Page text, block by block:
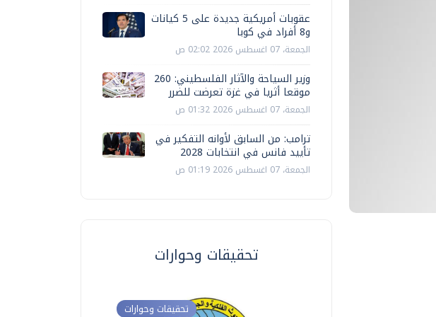
عقوبات أمريكية جديدة على 5 كيانات
و8 أفراد في كوبا
الجمعة، 07 اغسطس 2026 02:02 ص
وزير السياحة والآثار الفلسطيني: 260
موقعا أثريا في غزة تعرضت للضرر
الجمعة، 07 اغسطس 2026 01:32 ص
ترامب: من السابق لأوانه التفكير في
تأييد فانس في انتخابات 2028
الجمعة، 07 اغسطس 2026 01:19 ص
تحقيقات وحوارات
تحقيقات وحوارات